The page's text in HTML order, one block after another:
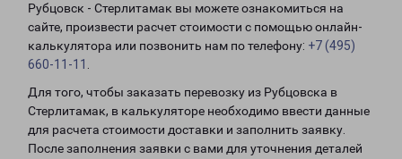
Рубцовск - Стерлитамак вы можете ознакомиться на
сайте, произвести расчет стоимости с помощью онлайн-
калькулятора или позвонить нам по телефону: +7 (495)
660-11-11
Для того, чтобы заказать перевозку из Рубцовска в
Стерлитамак, в калькуляторе необходимо ввести данные
для расчета стоимости доставки и заполнить заявку.
После заполнения заявки с вами для уточнения деталей